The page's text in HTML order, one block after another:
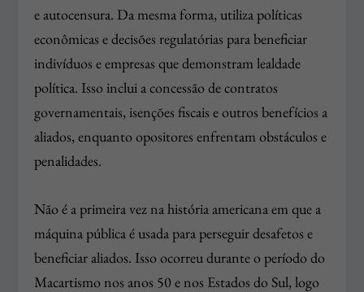
e autocensura. Da mesma forma, utiliza políticas
econômicas e decisões regulatórias para beneficiar
indivíduos e empresas que demonstram lealdade
política. Isso inclui a concessão de contratos
governamentais, isenções fiscais e outros benefícios a
aliados, enquanto opositores enfrentam obstáculos e
penalidades.
Não é a primeira vez na história americana em que a
máquina pública é usada para perseguir desafetos e
beneficiar aliados. Isso ocorreu durante o período do
Macartismo nos anos 50 e nos Estados do Sul, logo